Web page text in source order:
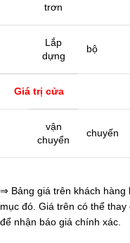
trơn
Lắp
dựng
bộ
Giá trị cửa
vận
chuyển
chuyến
⇒ Bảng giá trên khách hàng
mục đó. Giá trên có thể
để nhận báo giá chính xác.